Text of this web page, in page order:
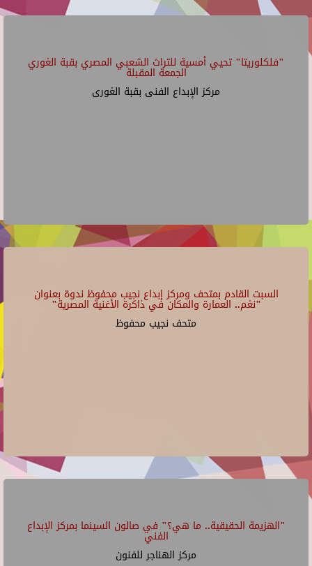
"فلكلوريتا" تحيي أمسية للتراث الشعبي المصري بقبة الغوري
الجمعة المقبلة
مركز الإبداع الفنى بقبة الغورى
السبت القادم بمتحف ومركز إبداع نجيب محفوظ ندوة بعنوان
"نغم.. العمارة والمكان في ذاكرة الأغنية المصرية"
متحف نجيب محفوظ
"الهزيمة الحقيقية.. ما هي؟" في صالون السينما بمركز الإبداع
الفني
مركز الهناجر للفنون